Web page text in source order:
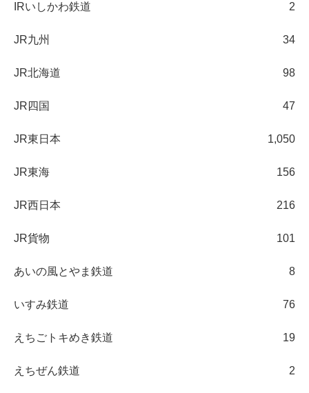
IRいしかわ鉄道 2
JR九州 34
JR北海道 98
JR四国 47
JR東日本 1,050
JR東海 156
JR西日本 216
JR貨物 101
あいの風とやま鉄道 8
いすみ鉄道 76
えちごトキめき鉄道 19
えちぜん鉄道 2